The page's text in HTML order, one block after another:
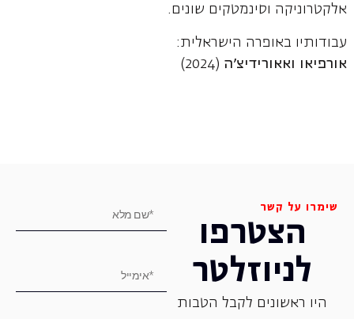
אלקטרוניקה וסינמטקים שונים.
עבודותיו באופרה הישראלית:
אורפיאו ואאורידיצ'ה (2024)
שימרו על קשר
הצטרפו
לניוזלטר
היו ראשונים לקבל הטבות